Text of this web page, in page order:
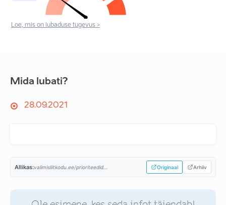
Loe, mis on lubaduse tugevus >
Mida lubati?
28.09.2021
Allikas:valimisliitkodu.ee/prioriteedid... Originaal Arhiiv